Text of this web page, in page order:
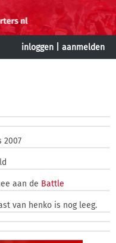
inloggen aanmelden
2007
aan de Battle
van henko is nog leeg.